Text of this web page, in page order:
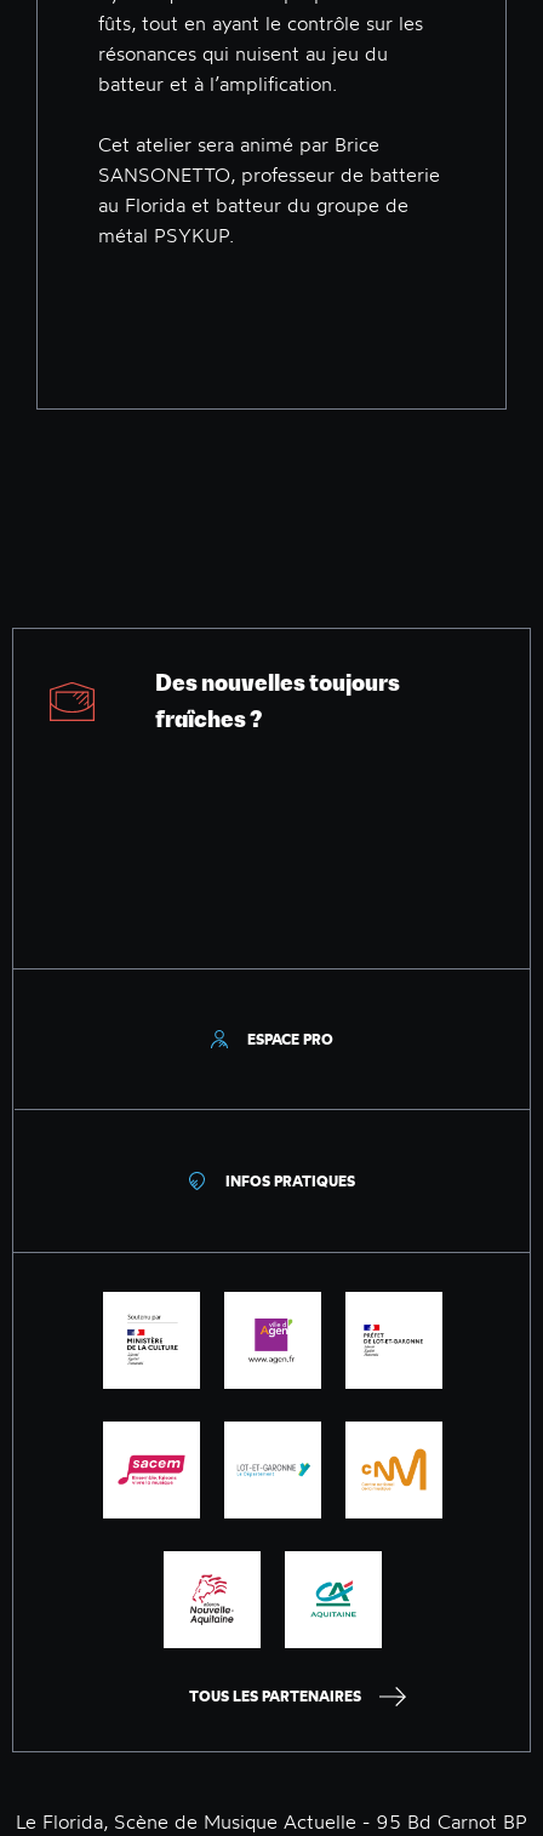
fûts, tout en ayant le contrôle sur les
résonances qui nuisent au jeu du
batteur et à l’amplification.
Cet atelier sera animé par Brice
SANSONETTO, professeur de batterie
au Florida et batteur du groupe de
métal PSYKUP.
Des nouvelles toujours
fraîches ?
ESPACE PRO
INFOS PRATIQUES
TOUS LES PARTENAIRES
Le Florida, Scène de Musique Actuelle - 95 Bd Carnot BP